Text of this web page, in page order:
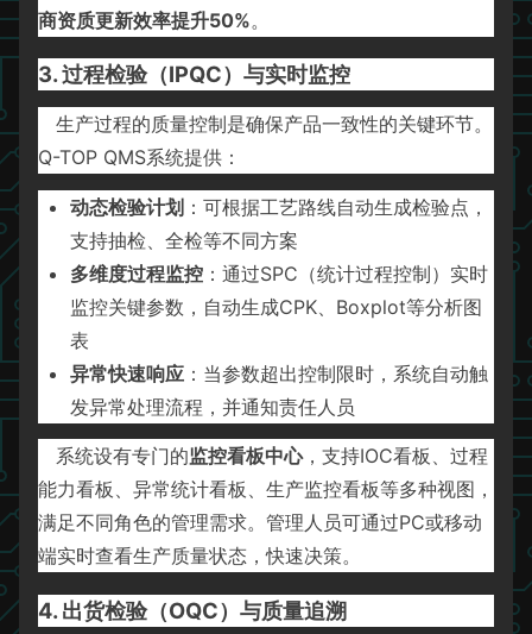
商资质更新效率提升50%。
3. 过程检验（IPQC）与实时监控
生产过程的质量控制是确保产品一致性的关键环节。
Q-TOP QMS系统提供：
动态检验计划 ：可根据工艺路线自动生成检验点，
支持抽检、全检等不同方案
多维度过程监控 ：通过SPC（统计过程控制）实时
监控关键参数，自动生成CPK、Boxplot等分析图
表
异常快速响应 ：当参数超出控制限时，系统自动触
发异常处理流程，并通知责任人员
系统设有专门的监控看板中心，支持IOC看板、过程
能力看板、异常统计看板、生产监控看板等多种视图，
满足不同角色的管理需求。管理人员可通过PC或移动
端实时查看生产质量状态，快速决策。
4. 出货检验（OQC）与质量追溯